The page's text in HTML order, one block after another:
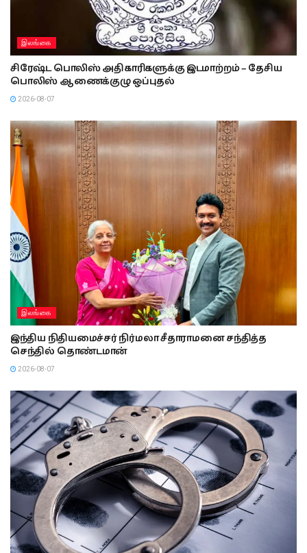
இலங்கை
சிரேஷ்ட பொலிஸ் அதிகாரிகளுக்கு இடமாற்றம் – தேசிய
பொலிஸ் ஆணைக்குழு ஒப்புதல்
2026-08-07
இலங்கை
இந்திய நிதியமைச்சர் நிர்மலா சீதாராமனை சந்தித்த
செந்தில் தொண்டமான்
2026-08-07